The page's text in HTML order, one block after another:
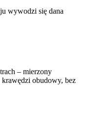
wywodzi się dana
– mierzony
obudowy, bez